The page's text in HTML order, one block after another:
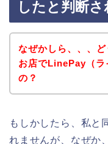
したと判断さ
なぜかしら、、、
お店でLinePay（ラ
の？
もしかしたら、私と
れませんが、なぜか